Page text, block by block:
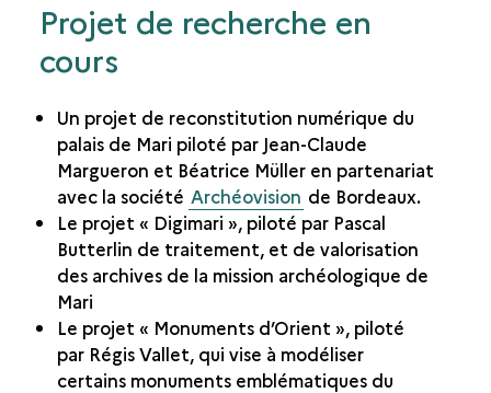
Projet de recherche en
cours
Un projet de reconstitution numérique du
palais de Mari piloté par Jean-Claude
Margueron et Béatrice Müller en partenariat
avec la société Archéovision de Bordeaux.
Le projet « Digimari », piloté par Pascal
Butterlin de traitement, et de valorisation
des archives de la mission archéologique de
Mari
Le projet « Monuments d’Orient », piloté
par Régis Vallet, qui vise à modéliser
certains monuments emblématiques du